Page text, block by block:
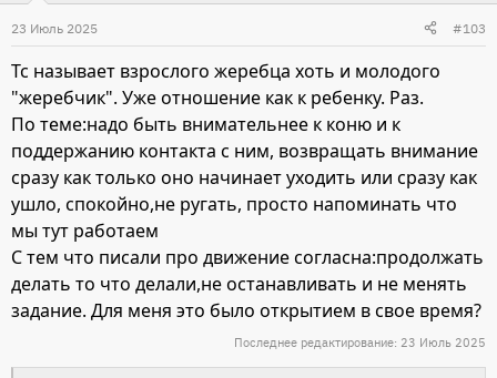
23 Июль 2025 #103
Тс называет взрослого жеребца хоть и молодого
"жеребчик". Уже отношение как к ребенку. Раз.
По теме:надо быть внимательнее к коню и к
поддержанию контакта с ним, возвращать внимание
сразу как только оно начинает уходить или сразу как
ушло, спокойно,не ругать, просто напоминать что
мы тут работаем
С тем что писали про движение согласна:продолжать
делать то что делали,не останавливать и не менять
задание. Для меня это было открытием в свое время?
Последнее редактирование: 23 Июль 2025